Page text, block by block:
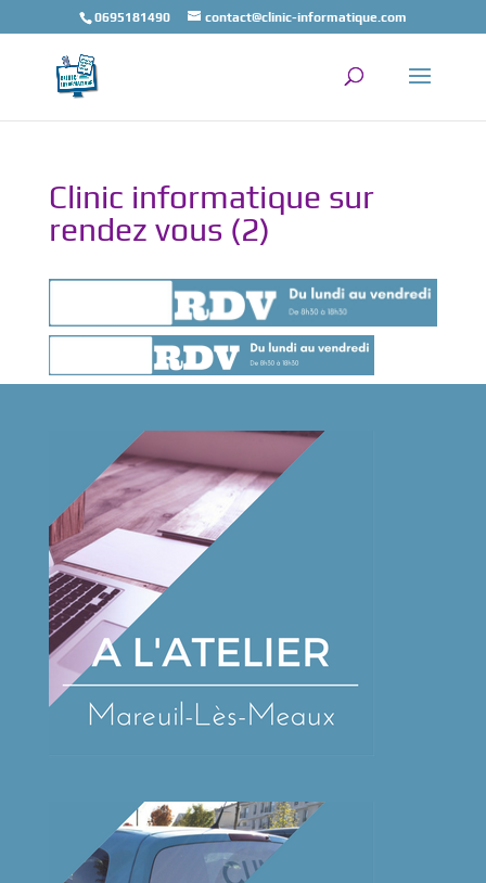
0695181490 contact@clinic-informatique.com
Clinic informatique sur
rendez vous (2)